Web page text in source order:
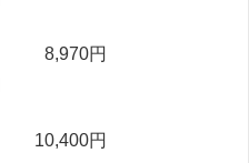
8,970円
10,400円